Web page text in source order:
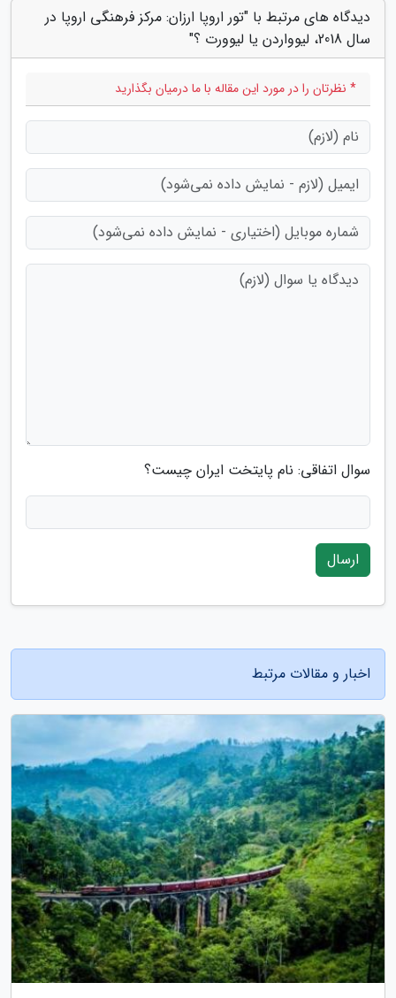
دیدگاه های مرتبط با "تور اروپا ارزان: مرکز فرهنگی اروپا در
سال 2018، لیوواردن یا لیوورت ؟"
* نظرتان را در مورد این مقاله با ما درمیان بگذارید
سوال اتفاقی: نام پایتخت ایران چیست؟
ارسال
اخبار و مقالات مرتبط